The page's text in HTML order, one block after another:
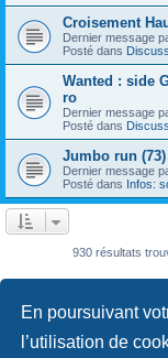
En poursuivant
l’utilisation de
Croisement
Dernier message
Posté dans
Wanted : side
ro
Dernier message
Posté dans
Jumbo run (73)
Dernier message
Posté dans Infos:
930 résultats
Index du forum